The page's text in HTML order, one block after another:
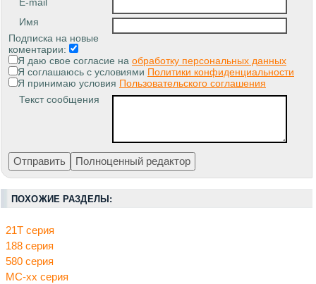
E-mail
Имя
Подписка на новые
коментарии:
Я даю свое согласие на обработку персональных данных
Я соглашаюсь с условиями Политики конфиденциальности
Я принимаю условия Пользовательского соглашения
Текст сообщения
ПОХОЖИЕ РАЗДЕЛЫ:
21Т серия
188 серия
580 серия
МС-хх серия